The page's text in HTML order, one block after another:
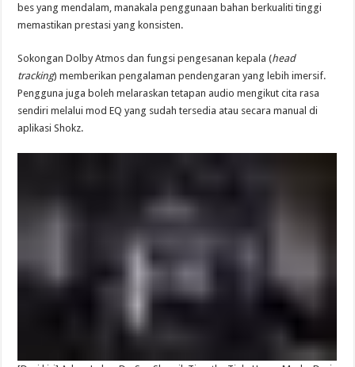
bes yang mendalam, manakala penggunaan bahan berkualiti tinggi
memastikan prestasi yang konsisten.
Sokongan Dolby Atmos dan fungsi pengesanan kepala (head
tracking) memberikan pengalaman pendengaran yang lebih imersif.
Pengguna juga boleh melaraskan tetapan audio mengikut cita rasa
sendiri melalui mod EQ yang sudah tersedia atau secara manual di
aplikasi Shokz.